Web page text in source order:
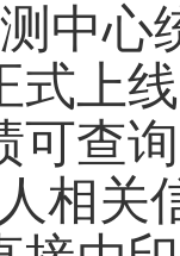
中心
式上
可查
相关